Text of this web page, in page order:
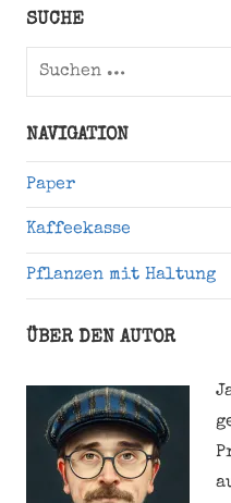
SUCHE
Suchen
NAVIGATION
Paper
Kaffeekasse
Pflanzen mit Haltung
ÜBER DEN AUTOR